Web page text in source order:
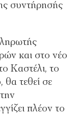
συντήρησής
και στο νέο
Καστέλι, το
τεθεί σε
πλέον το